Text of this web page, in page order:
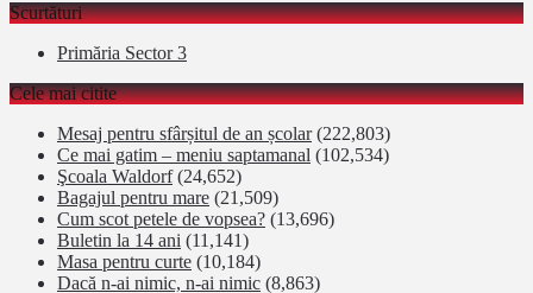
Scurtături
Primăria Sector 3
Cele mai citite
Mesaj pentru sfârșitul de an școlar (222,803)
Ce mai gatim – meniu saptamanal (102,534)
Şcoala Waldorf (24,652)
Bagajul pentru mare (21,509)
Cum scot petele de vopsea? (13,696)
Buletin la 14 ani (11,141)
Masa pentru curte (10,184)
Dacă n-ai nimic, n-ai nimic (8,863)